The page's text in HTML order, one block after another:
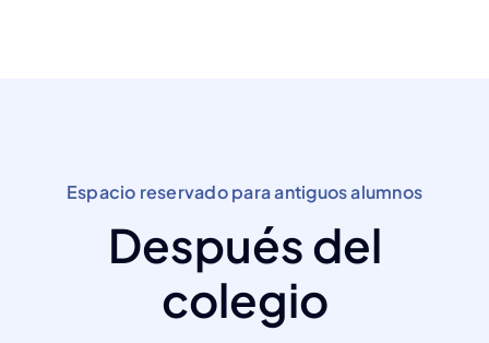
Espacio reservado para antiguos alumnos
Después del
colegio